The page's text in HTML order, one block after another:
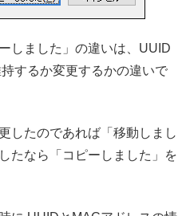
しました」の違いは、UUID
するか変更するかの違いで
したのであれば「移動しまし
たなら「コピーしました」を